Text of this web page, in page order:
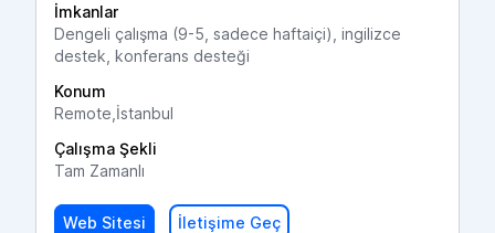
İmkanlar
Dengeli çalışma (9-5, sadece haftaiçi), ingilizce
destek, konferans desteği
Konum
Remote,İstanbul
Çalışma Şekli
Tam Zamanlı
Web Sitesi İletişime Geç